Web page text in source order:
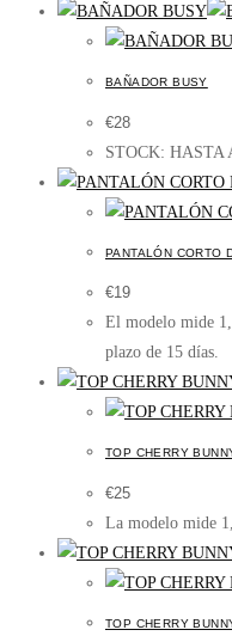
BAÑADOR BUSY
€28
STOCK: HASTA
PANTALÓN CORTO
€19
El modelo mide
plazo de 15 días.
TOP CHERRY
€25
La modelo mide
TOP CHERRY